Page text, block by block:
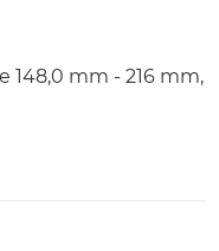
mm - 216 mm,